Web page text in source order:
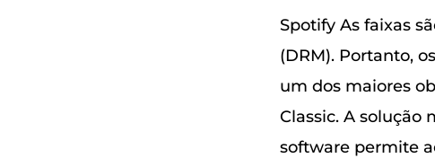
Spotify As faixas
(DRM). Portanto,
um dos maiores
Classic. A solução
software permite